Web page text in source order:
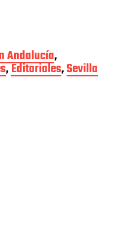
Andalucía,
,Editoriales,Sevilla